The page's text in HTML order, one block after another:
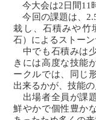
今大会は2日間11
今回の課題は、
栽し、石積みや竹
石）によるストー
中でも石積みは
きには高度な技能
ークルでは、同じ
出来るかが、技能
出場者全員が課
鮮やかで個性豊か